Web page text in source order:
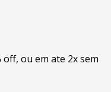
off, ou em ate 2x sem